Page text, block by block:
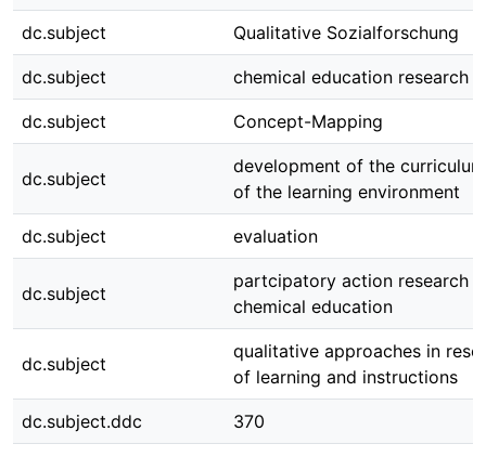
dc.subject Qualitative Sozialforschung
dc.subject chemical education research
dc.subject Concept-Mapping
dc.subject
development of the
of the learning environment
dc.subject evaluation
dc.subject
partcipatory action research
chemical education
dc.subject
qualitative approaches in
of learning and instructions
dc.subject.ddc 370